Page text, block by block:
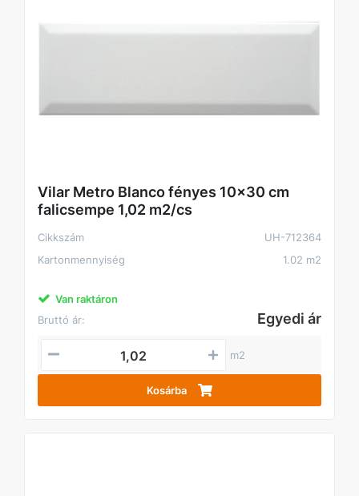
Vilar Metro Blanco fényes 10x30 cm
falicsempe 1,02 m2/cs
Cikkszám
UH-712364
Kartonmennyiség
1.02 m2
Van raktáron
Bruttó ár:
Egyedi ár
m2
Kosárba